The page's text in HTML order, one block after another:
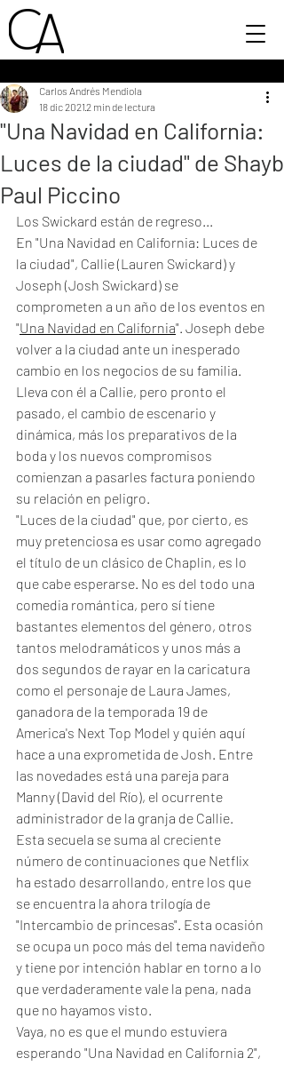
"Una Navidad en California:
Luces de la ciudad" de Shayb
Paul Piccino
Carlos Andrés Mendiola
18 dic 20212 min de lectura
Los Swickard están de regreso...
En "Una Navidad en California: Luces de
la ciudad", Callie (Lauren Swickard) y
Joseph (Josh Swickard) se
comprometen a un año de los eventos en
"Una Navidad en California". Joseph debe
volver a la ciudad ante un inesperado
cambio en los negocios de su familia.
Lleva con él a Callie, pero pronto el
pasado, el cambio de escenario y
dinámica, más los preparativos de la
boda y los nuevos compromisos
comienzan a pasarles factura poniendo
su relación en peligro.
"Luces de la ciudad" que, por cierto, es
muy pretenciosa es usar como agregado
el título de un clásico de Chaplin, es lo
que cabe esperarse. No es del todo una
comedia romántica, pero sí tiene
bastantes elementos del género, otros
tantos melodramáticos y unos más a
dos segundos de rayar en la caricatura
como el personaje de Laura James,
ganadora de la temporada 19 de
America's Next Top Model y quién aquí
hace a una exprometida de Josh. Entre
las novedades está una pareja para
Manny (David del Río), el ocurrente
administrador de la granja de Callie.
Esta secuela se suma al creciente
número de continuaciones que Netflix
ha estado desarrollando, entre los que
se encuentra la ahora trilogía de
"Intercambio de princesas". Esta ocasión
se ocupa un poco más del tema navideño
y tiene por intención hablar en torno a lo
que verdaderamente vale la pena, nada
que no hayamos visto.
Vaya, no es que el mundo estuviera
esperando "Una Navidad en California 2",